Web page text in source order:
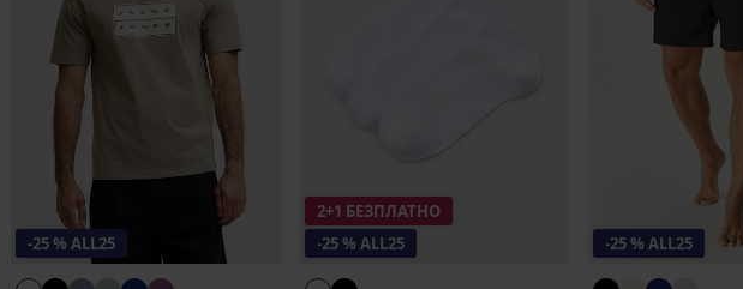
-25 % ALL25
2+1 БЕЗПЛАТНО
-25 % ALL25
-25 % ALL25